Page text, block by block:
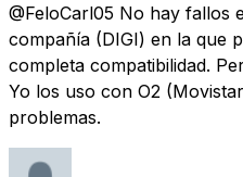
@FeloCarl05 No hay fallos
compañía (DIGI) en la que
completa compatibilidad.
Yo los uso con O2
problemas.